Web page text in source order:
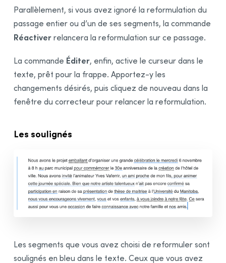
Parallèlement, si vous avez ignoré la reformulation du
passage entier ou d’un de ses segments, la commande
Réactiverrelancera la reformulation sur ce passage.
La commande Éditer, enfin, active le curseur dans le
texte, prêt pour la frappe. Apportez-y les
changements désirés, puis cliquez de nouveau dans la
fenêtre du correcteur pour relancer la reformulation.
Les soulignés
Les segments que vous avez choisi de reformuler sont
soulignés en bleu dans le texte. Ceux que vous avez